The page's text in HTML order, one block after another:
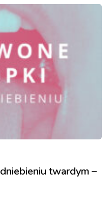
twardym –